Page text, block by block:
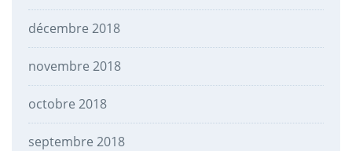
décembre 2018
novembre 2018
octobre 2018
septembre 2018